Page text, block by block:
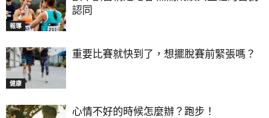
報導
認同
健康
重要比賽就快到了，想擺脫賽前緊張嗎？
心情不好的時候怎麼辦？跑步！